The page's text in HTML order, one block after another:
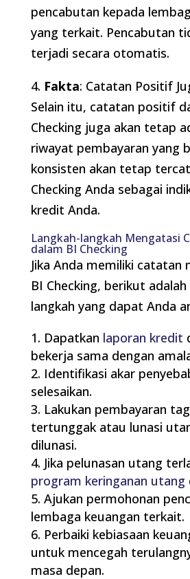
pencabutan kepada
yang terkait. Pencabutan
terjadi secara otomatis.
4. Fakta: Catatan Positif
Selain itu, catatan positif
Checking juga akan tetap
riwayat pembayaran yang
konsisten akan tetap
Checking Anda sebagai
kredit Anda.
Langkah-langkah Mengatasi
dalam BI Checking
Jika Anda memiliki catatan
BI Checking, berikut adalah
langkah yang dapat Anda
Dapatkan laporan kredit
bekerja sama dengan
Identifikasi akar
selesaikan.
Lakukan pembayaran
tertunggak atau lunasi
dilunasi.
Jika pelunasan utang
program keringanan utang
Ajukan permohonan
lembaga keuangan terkait.
Perbaiki kebiasaan
untuk mencegah
masa depan.